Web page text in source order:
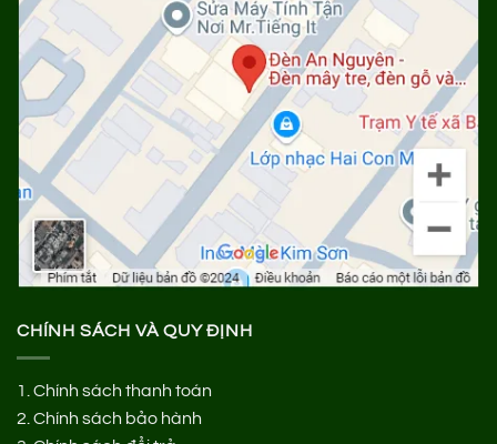
CHÍNH SÁCH VÀ QUY ĐỊNH
1. Chính sách thanh toán
2. Chính sách bảo hành